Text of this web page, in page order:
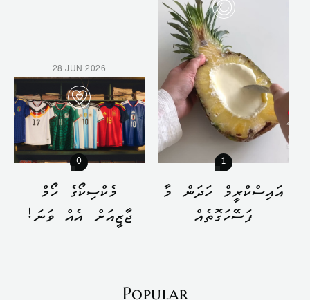
1
އައިސްކްރީމް ހަދަން މާ
ފަސޭހަގޮތެއް
28 JUN 2026
0
މެކްސިކޯގެ ހޯމް
ޖާޒީއަށް އެއް ވަނަ!
Popular